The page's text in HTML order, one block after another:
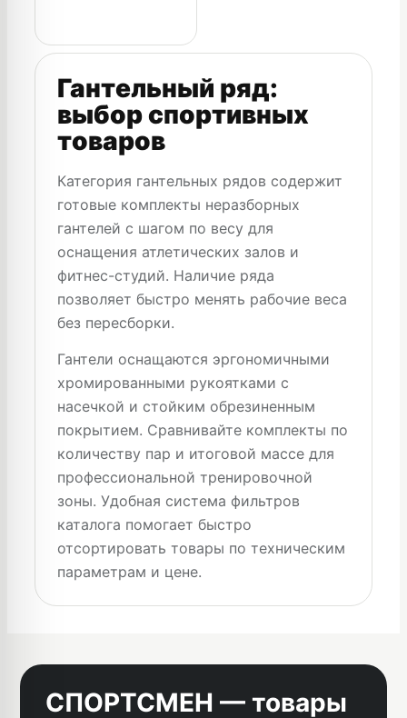
Гантельный ряд:
выбор спортивных
товаров
Категория гантельных рядов содержит
готовые комплекты неразборных
гантелей с шагом по весу для
оснащения атлетических залов и
фитнес-студий. Наличие ряда
позволяет быстро менять рабочие веса
без пересборки.
Гантели оснащаются эргономичными
хромированными рукоятками с
насечкой и стойким обрезиненным
покрытием. Сравнивайте комплекты по
количеству пар и итоговой массе для
профессиональной тренировочной
зоны. Удобная система фильтров
каталога помогает быстро
отсортировать товары по техническим
параметрам и цене.
СПОРТСМЕН — товары